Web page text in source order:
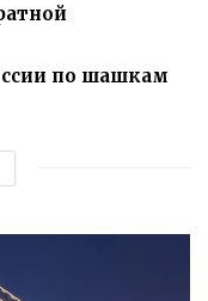
по шашкам